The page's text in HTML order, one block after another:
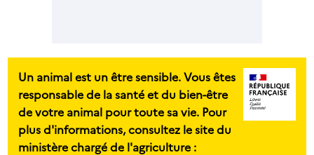
Un animal est un être sensible. Vous êtes
responsable de la santé et du bien-être
de votre animal pour toute sa vie. Pour
plus d'informations, consultez le site du
ministère chargé de l'agriculture :